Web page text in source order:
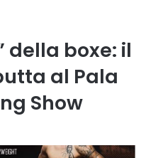
della boxe: il
al Pala
Show